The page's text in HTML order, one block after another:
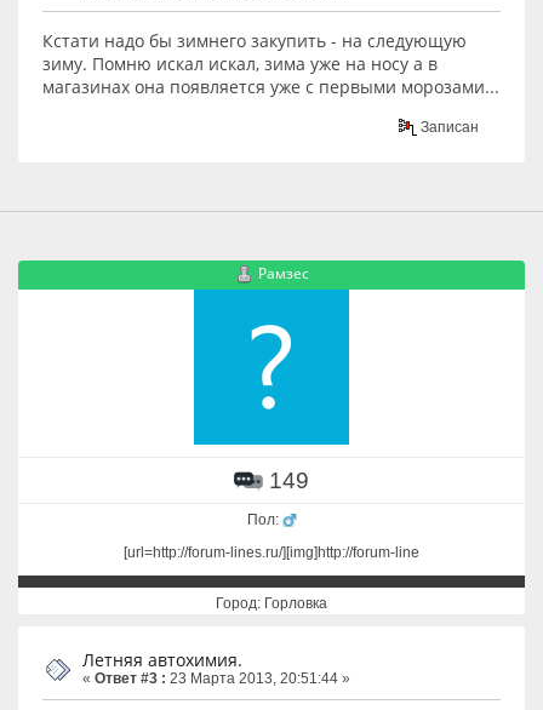
Кстати надо бы зимнего закупить - на следующую
зиму. Помню искал искал, зима уже на носу а в
магазинах она появляется уже с первыми морозами...
Записан
Рамзес
149
Пол:
[url=http://forum-lines.ru/][img]http://forum-line
Город: Горловка
Летняя автохимия.
« Ответ #3 : 23 Марта 2013, 20:51:44 »